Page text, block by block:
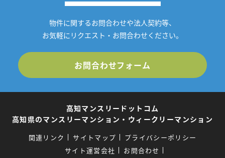
物件に関するお問合わせや法人契約等、
お気軽にリクエスト・お問合わせください。
お問合わせフォーム
高知マンスリードットコム
高知県のマンスリーマンション・ウィークリーマンション
関連リンク サイトマップ
プライバシーポリシー
サイト運営会社
お問合わせ